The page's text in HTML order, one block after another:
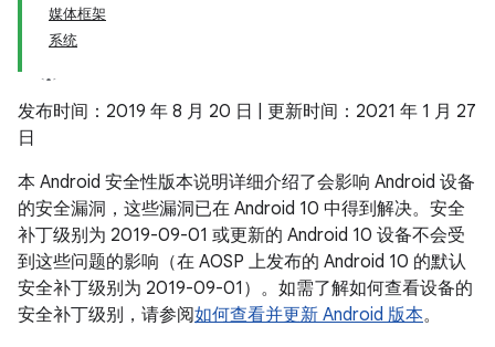
媒体框架
系统
发布时间：2019 年 8 月 20 日 | 更新时间：2021 年 1 月 27
日
本 Android 安全性版本说明详细介绍了会影响 Android 设备
的安全漏洞，这些漏洞已在 Android 10 中得到解决。安全
补丁级别为 2019-09-01 或更新的 Android 10 设备不会受
到这些问题的影响（在 AOSP 上发布的 Android 10 的默认
安全补丁级别为 2019-09-01）。如需了解如何查看设备的
安全补丁级别，请参阅如何查看并更新 Android 版本。